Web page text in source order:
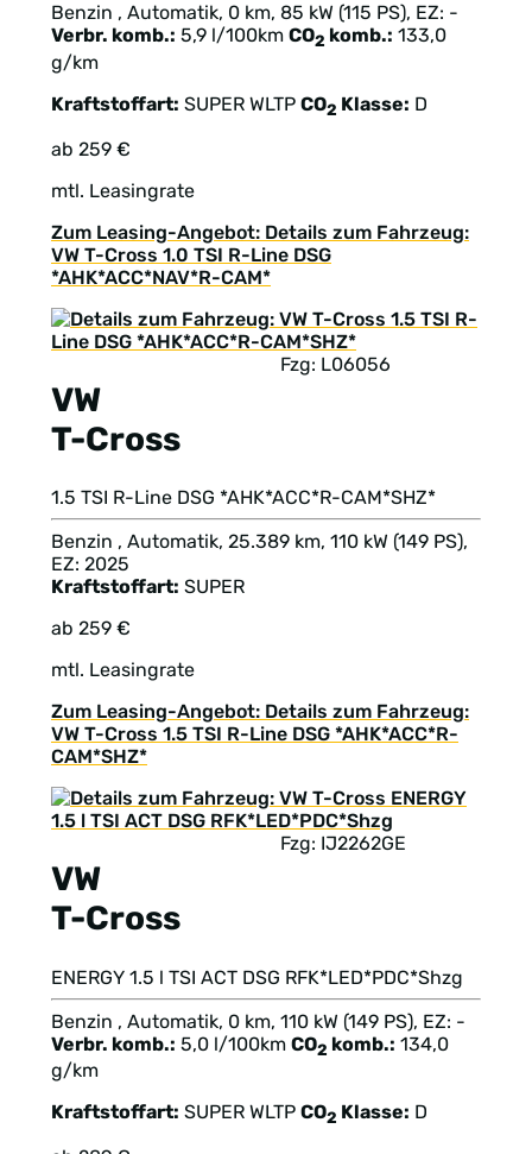
Benzin , Automatik, 0 km, 85 kW (115 PS), EZ: -
Verbr. komb.: 5,9 l/100km CO2 komb.: 133,0
g/km
Kraftstoffart: SUPER WLTP CO2 Klasse: D
ab 259 €
mtl. Leasingrate
Zum Leasing-Angebot: Details zum Fahrzeug:
VW T-Cross 1.0 TSI R-Line DSG
*AHK*ACC*NAV*R-CAM*
VW
T-Cross
Fzg: L06056
1.5 TSI R-Line DSG *AHK*ACC*R-CAM*SHZ*
Benzin , Automatik, 25.389 km, 110 kW (149 PS),
EZ: 2025
Kraftstoffart: SUPER
ab 259 €
mtl. Leasingrate
Zum Leasing-Angebot: Details zum Fahrzeug:
VW T-Cross 1.5 TSI R-Line DSG *AHK*ACC*R-
CAM*SHZ*
VW
T-Cross
Fzg: IJ2262GE
ENERGY 1.5 l TSI ACT DSG RFK*LED*PDC*Shzg
Benzin , Automatik, 0 km, 110 kW (149 PS), EZ: -
Verbr. komb.: 5,0 l/100km CO2 komb.: 134,0
g/km
Kraftstoffart: SUPER WLTP CO2 Klasse: D